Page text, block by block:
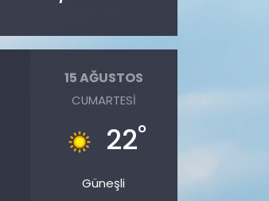
15 AĞUSTOS
CUMARTESI
22°
Güneşli